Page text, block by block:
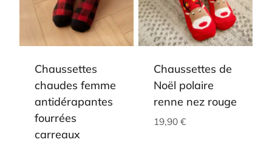
Chaussettes
chaudes femme
antidérapantes
fourrées
carreaux
Chaussettes de
Noël polaire
renne nez rouge
19,90 €